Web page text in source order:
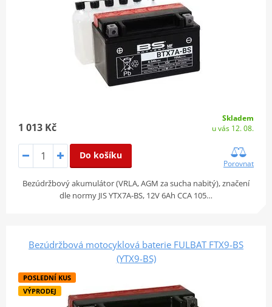
1 013 Kč
Skladem
u vás 12. 08.
Do košíku
Porovnat
Bezúdržbový akumulátor (VRLA, AGM za sucha nabitý), značení
dle normy JIS YTX7A-BS, 12V 6Ah CCA 105…
Bezúdržbová motocyklová baterie FULBAT FTX9-BS
(YTX9-BS)
POSLEDNÍ KUS
VÝPRODEJ